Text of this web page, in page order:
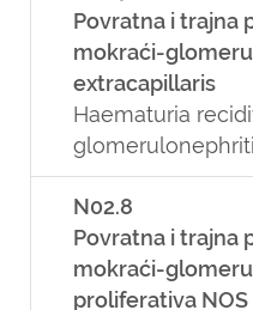
Povratna i trajna
mokraći-
extracapillaris
Haematuria
N02.8
Povratna i trajna
mokraći-
proliferativa NOS